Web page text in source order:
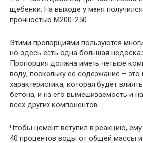
щебенки. На выходе у меня
прочностью М200-250.
Этими пропорциями пользуются
но здесь есть одна большая
Пропорция должна иметь четыре
воду, поскольку её содержание –
характеристика, которая будет
бетона, и на его вымешиваемость и
всех других компонентов.
Чтобы цемент вступил в реакцию, ему
40 процентов воды от общей массы и